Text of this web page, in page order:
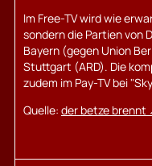
Im Free-TV wird wie
sondern die Partien von
Bayern (gegen Union
Stuttgart (ARD). Die
zudem im Pay-TV bei
Quelle: der betze brennt